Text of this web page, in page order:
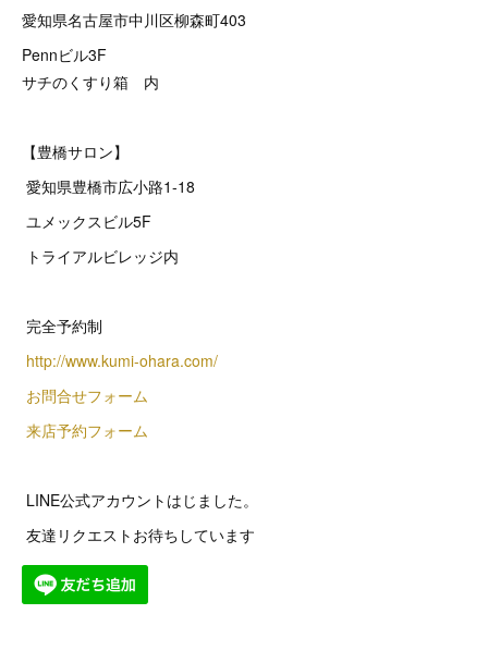
愛知県名古屋市中川区柳森町403
Pennビル3F
サチのくすり箱 内
【豊橋サロン】
愛知県豊橋市広小路1-18
ユメックスビル5F
トライアルビレッジ内
完全予約制
http://www.kumi-ohara.com/
お問合せフォーム
来店予約フォーム
LINE公式アカウントはじました。
友達リクエストお待ちしています